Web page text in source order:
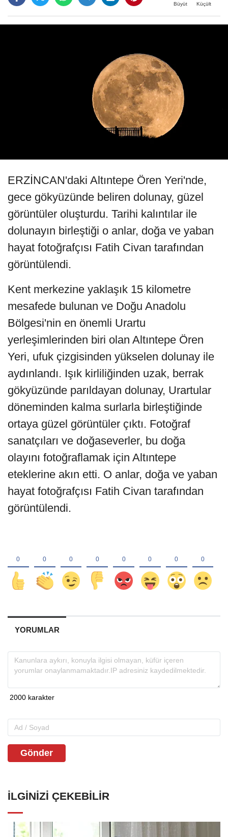
Büyüt Küçült
ERZİNCAN'daki Altıntepe Ören Yeri'nde,
gece gökyüzünde beliren dolunay, güzel
görüntüler oluşturdu. Tarihi kalıntılar ile
dolunayın birleştiği o anlar, doğa ve yaban
hayat fotoğrafçısı Fatih Civan tarafından
görüntülendi.
Kent merkezine yaklaşık 15 kilometre
mesafede bulunan ve Doğu Anadolu
Bölgesi'nin en önemli Urartu
yerleşimlerinden biri olan Altıntepe Ören
Yeri, ufuk çizgisinden yükselen dolunay ile
aydınlandı. Işık kirliliğinden uzak, berrak
gökyüzünde parıldayan dolunay, Urartular
döneminden kalma surlarla birleştiğinde
ortaya güzel görüntüler çıktı. Fotoğraf
sanatçıları ve doğaseverler, bu doğa
olayını fotoğraflamak için Altıntepe
eteklerine akın etti. O anlar, doğa ve yaban
hayat fotoğrafçısı Fatih Civan tarafından
görüntülendi.
YORUMLAR
Gönder
İLGINIZI ÇEKEBILIR